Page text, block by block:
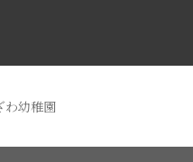
わ幼稚園